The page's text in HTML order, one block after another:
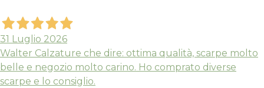
31 Luglio 2026
Walter Calzature che dire: ottima qualità, scarpe molto
belle e negozio molto carino. Ho comprato diverse
scarpe e lo consiglio.